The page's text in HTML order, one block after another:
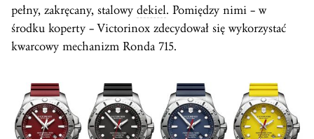
pełny, zakręcany, stalowy dekiel. Pomiędzy nimi – w
środku koperty – Victorinox zdecydował się wykorzystać
kwarcowy mechanizm Ronda 715.